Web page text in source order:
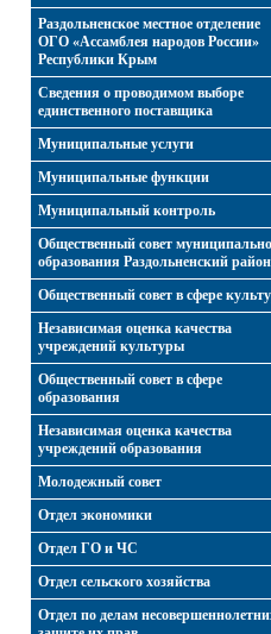
Раздольненское местное отделение
ОГО «Ассамблея народов России»
Республики Крым
Cведения о проводимом выборе
единственного поставщика
Муниципальные услуги
Муниципальные функции
Муниципальный контроль
Общественный совет
образования Раздольненский район
Общественный совет в сфере
Независимая оценка качества
учреждений культуры
Общественный совет в сфере
образования
Независимая оценка качества
учреждений образования
Молодежный совет
Отдел экономики
Отдел ГО и ЧС
Отдел сельского хозяйства
Отдел по делам